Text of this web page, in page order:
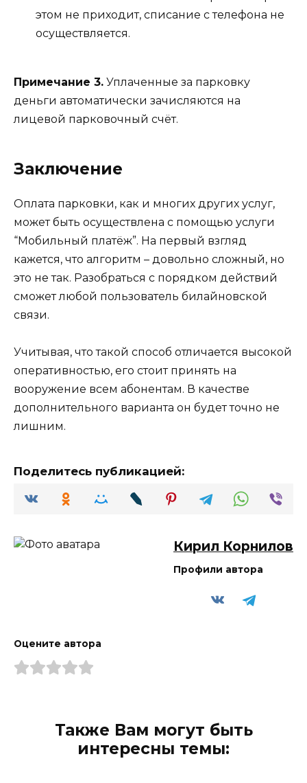
этом не приходит, списание с телефона не
осуществляется.
Примечание 3. Уплаченные за парковку
деньги автоматически зачисляются на
лицевой парковочный счёт.
Заключение
Оплата парковки, как и многих других услуг,
может быть осуществлена с помощью услуги
“Мобильный платёж”. На первый взгляд
кажется, что алгоритм – довольно сложный, но
это не так. Разобраться с порядком действий
сможет любой пользователь билайновской
связи.
Учитывая, что такой способ отличается высокой
оперативностью, его стоит принять на
вооружение всем абонентам. В качестве
дополнительного варианта он будет точно не
лишним.
Поделитесь публикацией:
Кирил Корнилов
Профили автора
Оцените автора
Также Вам могут быть
интересны темы: